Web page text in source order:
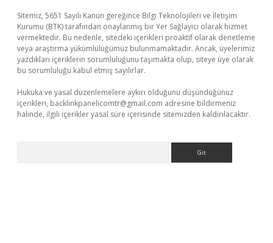
Sitemiz, 5651 Sayılı Kanun gereğince Bilgi Teknolojileri ve İletişim
Kurumu (BTK) tarafından onaylanmış bir Yer Sağlayıcı olarak hizmet
vermektedir. Bu nedenle, sitedeki içerikleri proaktif olarak denetleme
veya araştırma yükümlülüğümüz bulunmamaktadır. Ancak, üyelerimiz
yazdıkları içeriklerin sorumluluğunu taşımakta olup, siteye üye olarak
bu sorumluluğu kabul etmiş sayılırlar.
Hukuka ve yasal düzenlemelere aykırı olduğunu düşündüğünüz
içerikleri, backlinkpanelicomtr@gmail.com adresine bildirmeniz
halinde, ilgili içerikler yasal süre içerisinde sitemizden kaldırılacaktır.